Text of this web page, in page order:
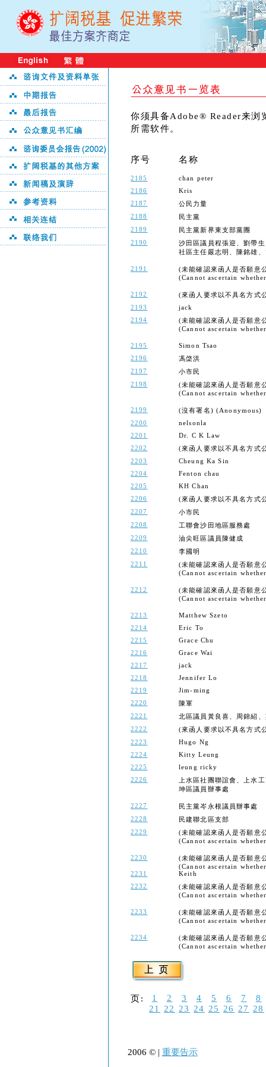
你须具备Adobe® Reader来浏
所需软件。
序号 名称
2185
chan peter
2186
Kris
2187
公民力量
2188
民主黨
2189
民主黨新界東支部黨團
2190
沙田區議員程張迎、劉帶
社區主任嚴志明、陳銘雄
2191
(未能確認來函人是否願意
(Cannot ascertain
2192
(來函人要求以不具名方
2193
jack
2194
(未能確認來函人是否願意
(Cannot ascertain
2195
Simon Tsao
2196
馮棨洪
2197
小市民
2198
(未能確認來函人是否願意
(Cannot ascertain
2199
(沒有署名) (Anonymous)
2200
nelsonla
2201
Dr. C K Law
2202
(來函人要求以不具名方
2203
Cheung Ka Sin
2204
Fenton chau
2205
KH Chan
2206
(來函人要求以不具名方
2207
小市民
2208
工聯會沙田地區服務處
2209
油尖旺區議員陳健成
2210
李國明
2211
(未能確認來函人是否願意
(Cannot ascertain
2212
(未能確認來函人是否願意
(Cannot ascertain
2213
Matthew Szeto
2214
Eric To
2215
Grace Chu
2216
Grace Wai
2217
jack
2218
Jennifer Lo
2219
Jim-ming
2220
陳軍
2221
北區議員黃良喜、周錦紹
2222
(來函人要求以不具名方
2223
Hugo Ng
2224
Kitty Leung
2225
leung ricky
2226
上水區社團聯誼會、上水
坤區議員辦事處
2227
民主黨岑永根議員辦事處
2228
民建聯北區支部
2229
(未能確認來函人是否願意
(Cannot ascertain
2230
(未能確認來函人是否願意
(Cannot ascertain
2231
Keith
2232
(未能確認來函人是否願意
(Cannot ascertain
2233
(未能確認來函人是否願意
(Cannot ascertain
2234
(未能確認來函人是否願意
(Cannot ascertain
页: 1 2 3 4 5 6 7
8
21
22 23 24 25 26 27 28
2006 © | 重要告示